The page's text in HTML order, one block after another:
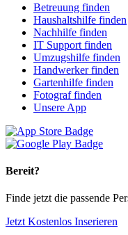
Betreuung finden
Haushaltshilfe finden
Nachhilfe finden
IT Support finden
Umzugshilfe finden
Handwerker finden
Gartenhilfe finden
Fotograf finden
Unsere App
Bereit?
Finde jetzt die passende
Jetzt Kostenlos Inserieren